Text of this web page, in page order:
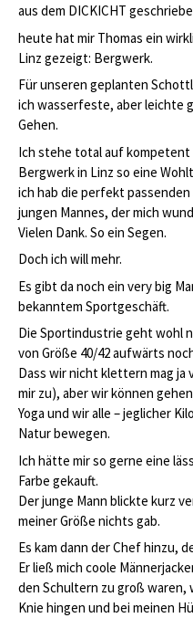
aus dem DICKICHT
heute hat mir Thomas ein
Linz gezeigt: Bergwerk.
Für unseren geplanten
ich wasserfeste, aber leichte
Gehen.
Ich stehe total auf
Bergwerk in Linz so eine
ich hab die perfekt
jungen Mannes, der mich
Vielen Dank. So ein Segen.
Doch ich will mehr.
Es gibt da noch ein very big
bekanntem Sportgeschäft.
Die Sportindustrie geht wohl
von Größe 40/42 aufwärts
Dass wir nicht klettern mag
mir zu), aber wir können
Yoga und wir alle – jeglicher
Natur bewegen.
Ich hätte mir so gerne eine
Farbe gekauft.
Der junge Mann blickte kurz
meiner Größe nichts gab.
Es kam dann der Chef hinzu,
Er ließ mich coole
den Schultern zu groß waren,
Knie hingen und bei meinen